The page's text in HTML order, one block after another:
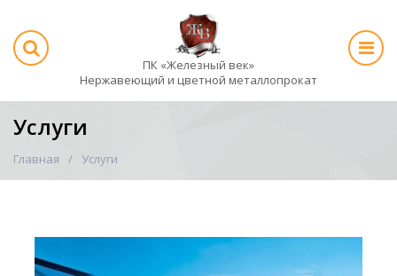
ПК «Железный век»
Нержавеющий и цветной металлопрокат
Услуги
Главная Услуги